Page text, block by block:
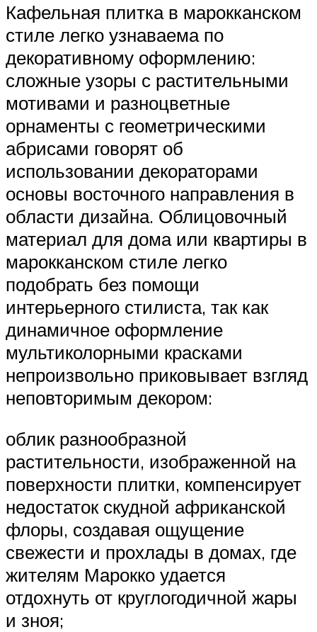
Кафельная плитка в марокканском
стиле легко узнаваема по
декоративному оформлению:
сложные узоры с растительными
мотивами и разноцветные
орнаменты с геометрическими
абрисами говорят об
использовании декораторами
основы восточного направления в
области дизайна. Облицовочный
материал для дома или квартиры в
марокканском стиле легко
подобрать без помощи
интерьерного стилиста, так как
динамичное оформление
мультиколорными красками
непроизвольно приковывает взгляд
неповторимым декором:
облик разнообразной
растительности, изображенной на
поверхности плитки, компенсирует
недостаток скудной африканской
флоры, создавая ощущение
свежести и прохлады в домах, где
жителям Марокко удается
отдохнуть от круглогодичной жары
и зноя;